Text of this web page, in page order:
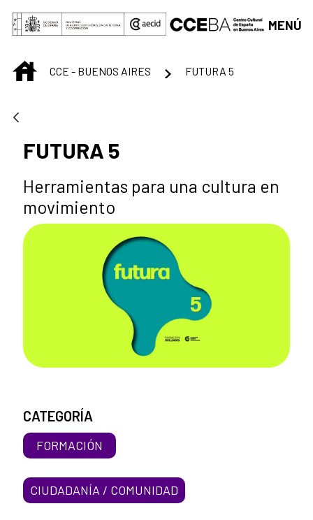
Saltar al contenido principal
MENÚ
INICIOCCE - BUENOS AIRES FUTURA 5
FUTURA 5
Herramientas para una cultura en
movimiento
CATEGORÍA
FORMACIÓN
CIUDADANÍA / COMUNIDAD